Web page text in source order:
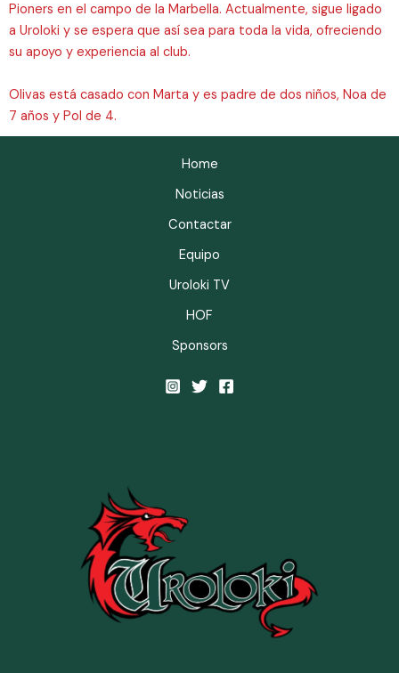
Pioners en el campo de la Marbella. Actualmente, sigue ligado
a Uroloki y se espera que así sea para toda la vida, ofreciendo
su apoyo y experiencia al club.
Olivas está casado con Marta y es padre de dos niños, Noa de
7 años y Pol de 4.
Home
Noticias
Contactar
Equipo
Uroloki TV
HOF
Sponsors